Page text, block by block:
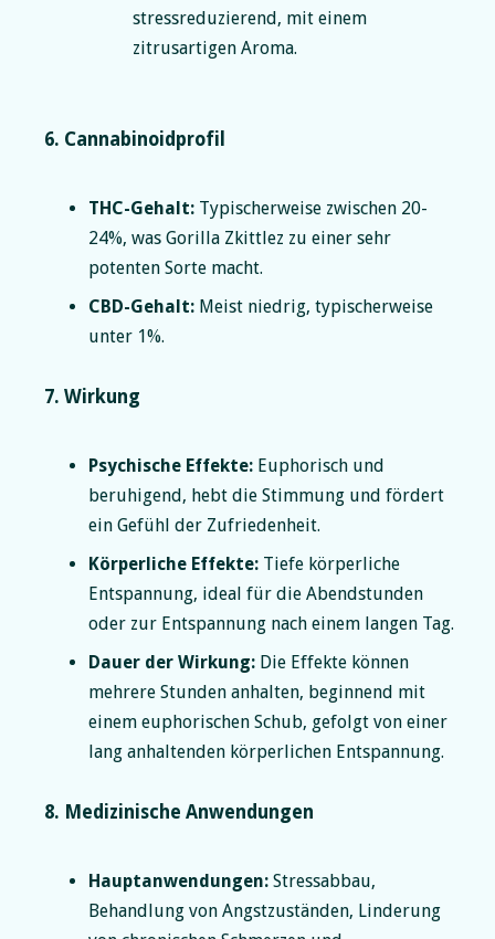
stressreduzierend, mit einem
zitrusartigen Aroma.
6. Cannabinoidprofil
THC-Gehalt: Typischerweise zwischen 20-
24%, was Gorilla Zkittlez zu einer sehr
potenten Sorte macht.
CBD-Gehalt: Meist niedrig, typischerweise
unter 1%.
7. Wirkung
Psychische Effekte: Euphorisch und
beruhigend, hebt die Stimmung und fördert
ein Gefühl der Zufriedenheit.
Körperliche Effekte: Tiefe körperliche
Entspannung, ideal für die Abendstunden
oder zur Entspannung nach einem langen Tag.
Dauer der Wirkung: Die Effekte können
mehrere Stunden anhalten, beginnend mit
einem euphorischen Schub, gefolgt von einer
lang anhaltenden körperlichen Entspannung.
8. Medizinische Anwendungen
Hauptanwendungen: Stressabbau,
Behandlung von Angstzuständen, Linderung